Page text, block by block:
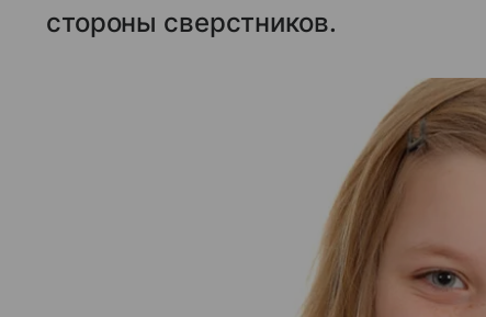
стороны сверстников.